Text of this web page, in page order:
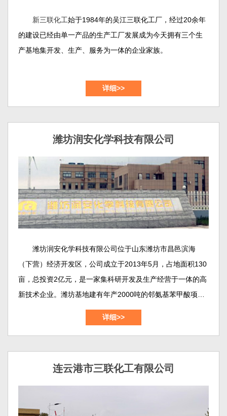
新三联化工始于1984年的吴江三联化工厂，经过20余年
的建设已经由单一产品的生产工厂发展成为今天拥有三个生
产基地集开发、生产、服务为一体的企业家族。
吴江市新三联化工有限公司和吴江市海联化工进出口有
限公司位于苏州大市的南面，紧邻上海、交通便利、风景秀
详细>>
潍坊润安化学科技有限公司
潍坊润安化学科技有限公司位于山东潍坊市昌邑滨海
（下营）经济开发区，公司成立于2013年5月，占地面积130
亩，总投资2亿元，是一家集科研开发及生产经营于一体的高
新技术企业。潍坊基地建有年产2000吨的邻氨基苯甲酸项
目、年产800吨的2,2-二硫二本甲酸（DTSA）项目、年产
1000吨的靛红酸酐(dtbc)项目，年产300吨的邻氨基苯甲酸甲
详细>>
连云港市三联化工有限公司